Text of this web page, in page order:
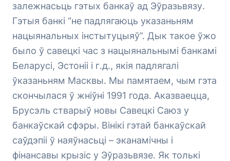
залежнасьць гэтых банкаў ад Эўразьвязу.
Гэтыя банкі “не падлягаюць указаньням
нацыянальных інстытуцыяў”. Дык такое ўжо
было ў савецкі час з нацыянальнымі банкамі
Беларусі, Эстоніі і г.д., якія падлягалі
ўказаньням Масквы. Мы памятаем, чым гэта
скончылася ў жніўні 1991 года. Аказваецца,
Брусэль стварыў новы Савецкі Саюз у
банкаўскай сфэры. Вінікі гэтай банкаўскай
саўдэпіі ў наяўнасьці – эканамічны і
фінансавы крызіс у Эўразьвязе. Як толькі